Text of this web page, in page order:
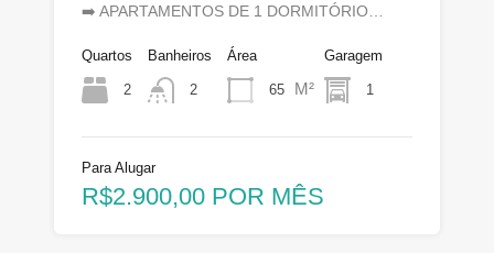
➡️ APARTAMENTOS DE 1 DORMITÓRIO…
Quartos
2
Banheiros
2
Área
65 M²
Garagem
1
Para Alugar
R$2.900,00 POR MÊS